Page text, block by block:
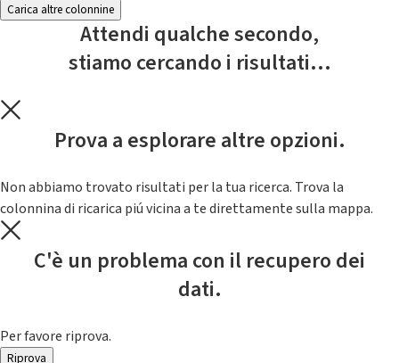
Carica altre colonnine
Attendi qualche secondo,
stiamo cercando i risultati...
Prova a esplorare altre opzioni.
Non abbiamo trovato risultati per la tua ricerca. Trova la
colonnina di ricarica piú vicina a te direttamente sulla mappa.
C'è un problema con il recupero dei
dati.
Per favore riprova.
Riprova